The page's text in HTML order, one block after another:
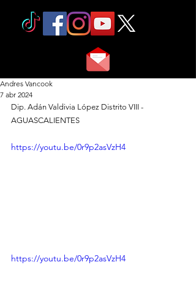
Andres Vancook
7 abr 2024
Dip. Adán Valdivia López Distrito VIII -
AGUASCALIENTES
https://youtu.be/0r9p2asVzH4
https://youtu.be/0r9p2asVzH4